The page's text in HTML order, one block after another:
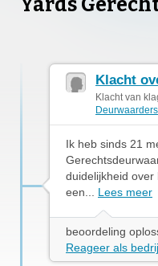
Yards
Klacht
Klacht van
Deurwaarders
Ik heb sinds 21
duidelijkheid
een... Lees meer
beoordeling
Reageer als